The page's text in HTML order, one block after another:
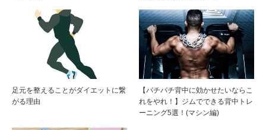
足元を整えることがダイエットに繋
がる理由
【バチバチ背中に効かせたいならこ
れをやれ！】ジムでできる背中トレ
ーニング5選！(マシン編)